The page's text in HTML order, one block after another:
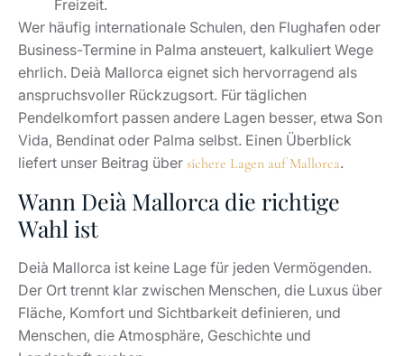
Menschen, die Atmosphäre, Geschichte und
Landschaft suchen.
Privatsphäre und kulturelle Dichte schätzen,
eine Immobilie mit Charakter einer glatten
Neubauform vorziehen,
Hanglagen, Naturstein und
Terrassenlandschaften lieben,
Besucherströme akzeptieren, ohne den Ort
einen Zweitwohnsitz mit Seele suchen.
Deià Mallorca passt weniger, wenn Sie kurze Wege zu
großen Supermärkten, Marinas, internationalen
Schulen, Golfclubs und flachen Sandstränden